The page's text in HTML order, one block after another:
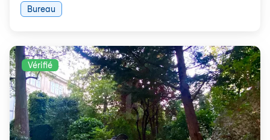
Bureau
Vérifié